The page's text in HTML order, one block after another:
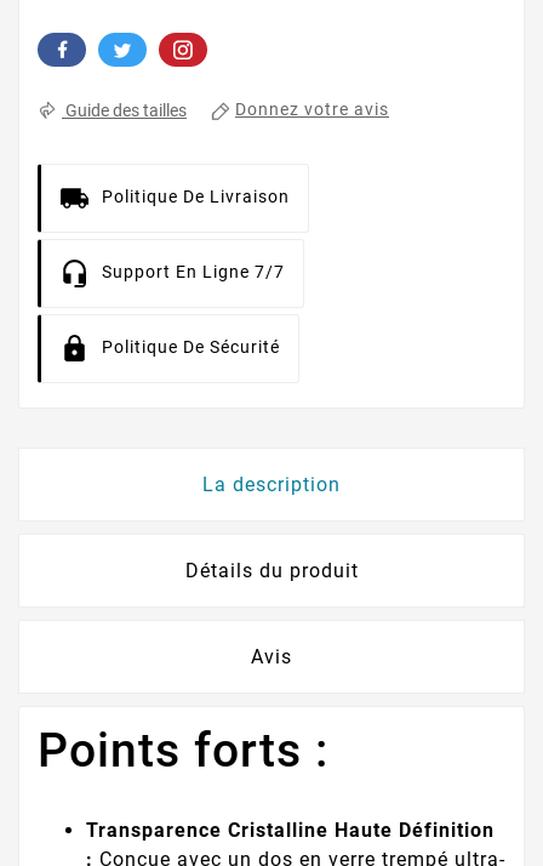
Guide des tailles Donnez votre avis
Politique De Livraison
Support En Ligne 7/7
Politique De Sécurité
La description
Détails du produit
Avis
Points forts :
Transparence Cristalline Haute Définition
: Conçue avec un dos en verre trempé ultra-